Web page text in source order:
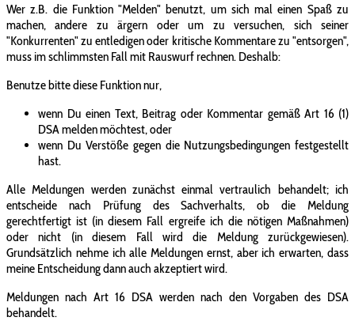
Wer z.B. die Funktion "Melden" benutzt, um sich mal einen Spaß zu
machen, andere zu ärgern oder um zu versuchen, sich seiner
"Konkurrenten" zu entledigen oder kritische Kommentare zu "entsorgen",
muss im schlimmsten Fall mit Rauswurf rechnen. Deshalb:
Benutze bitte diese Funktion nur,
wenn Du einen Text, Beitrag oder Kommentar gemäß Art 16 (1)
DSA melden möchtest, oder
wenn Du Verstöße gegen die Nutzungsbedingungen festgestellt
hast.
Alle Meldungen werden zunächst einmal vertraulich behandelt; ich
entscheide nach Prüfung des Sachverhalts, ob die Meldung
gerechtfertigt ist (in diesem Fall ergreife ich die nötigen Maßnahmen)
oder nicht (in diesem Fall wird die Meldung zurückgewiesen).
Grundsätzlich nehme ich alle Meldungen ernst, aber ich erwarten, dass
meine Entscheidung dann auch akzeptiert wird.
Meldungen nach Art 16 DSA werden nach den Vorgaben des DSA
behandelt.